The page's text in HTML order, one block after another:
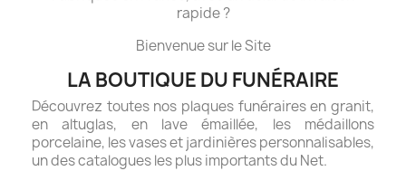
rapide ?
Bienvenue sur le Site
LA BOUTIQUE DU FUNÉRAIRE
Découvrez toutes nos plaques funéraires en granit,
en altuglas, en lave émaillée, les médaillons
porcelaine, les vases et jardinières personnalisables,
un des catalogues les plus importants du Net.